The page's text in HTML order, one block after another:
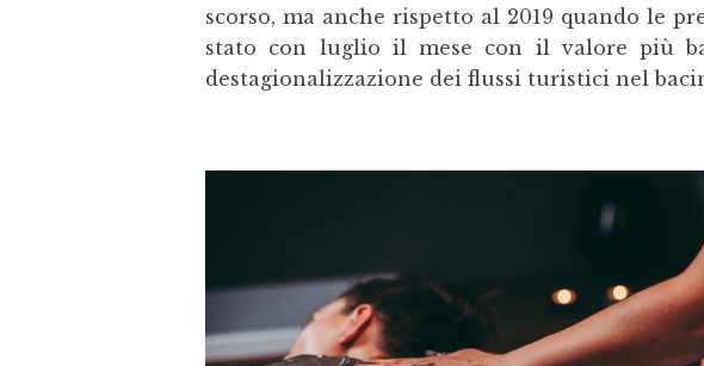
scorso, ma anche rispetto al 2019 quando le
stato con luglio il mese con il valore più
destagionalizzazione dei flussi turistici nel